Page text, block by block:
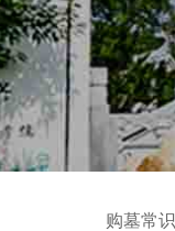
购墓常识